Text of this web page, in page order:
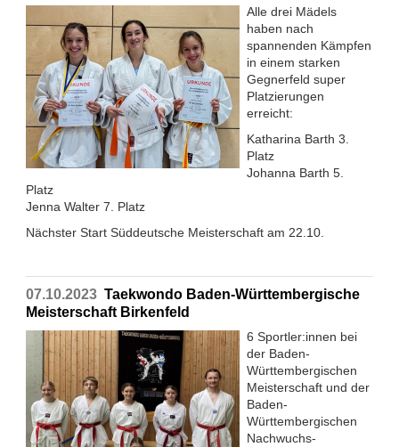
Alle drei Mädels
haben nach
spannenden Kämpfen
in einem starken
Gegnerfeld super
Platzierungen
erreicht:
Katharina Barth 3.
Platz
Johanna Barth 5.
Platz
Jenna Walter 7. Platz
Nächster Start Süddeutsche Meisterschaft am 22.10.
07.10.2023 Taekwondo Baden-Württembergische
Meisterschaft Birkenfeld
6 Sportler:innen bei
der Baden-
Württembergischen
Meisterschaft und der
Baden-
Württembergischen
Nachwuchs-